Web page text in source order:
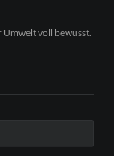
voll bewusst.